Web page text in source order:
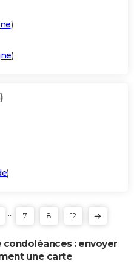
)
)
)
... 7 8 12
condoléances : envoyer
une carte